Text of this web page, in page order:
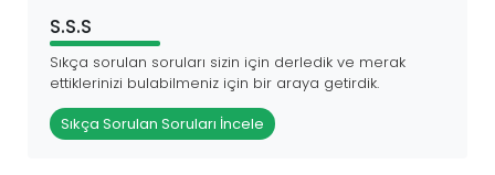
S.S.S
Sıkça sorulan soruları sizin için derledik ve merak
ettiklerinizi bulabilmeniz için bir araya getirdik.
Sıkça Sorulan Soruları İncele